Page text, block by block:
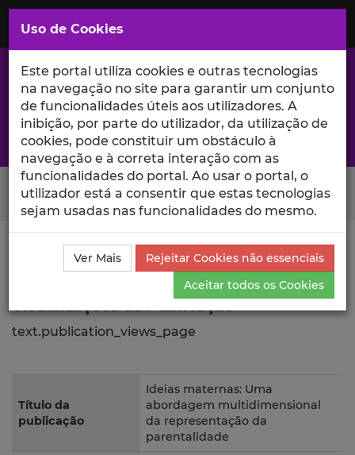
Saltar
para
Conteúdo
Principal
A excelência da investigação e ciência no Iscte
Search Button
Ciência_Iscte Comunicações
Descrição Detalhada
da Comunicação
Visualizações
text.publication_views_page
Título da
publicação
Ideias maternas: Uma
abordagem multidimensional
da representação da
parentalidade
Uso de Cookies
Este portal utiliza cookies e outras tecnologias
na navegação no site para garantir um conjunto
de funcionalidades úteis aos utilizadores. A
inibição, por parte do utilizador, da utilização de
cookies, pode constituir um obstáculo à
navegação e à correta interação com as
funcionalidades do portal. Ao usar o portal, o
utilizador está a consentir que estas tecnologias
sejam usadas nas funcionalidades do mesmo.
Ver Mais
Rejeitar Cookies não essenciais
Aceitar todos os Cookies